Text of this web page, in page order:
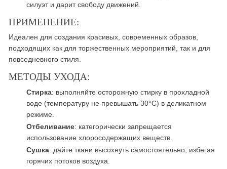
силуэт и дарит свободу движений.
ПРИМЕНЕНИЕ:
Идеален для создания красивых, современных образов,
подходящих как для торжественных мероприятий, так и для
повседневного стиля.
МЕТОДЫ УХОДА:
Стирка: выполняйте осторожную стирку в прохладной
воде (температуру не превышать 30°C) в деликатном
режиме.
Отбеливание: категорически запрещается
использование хлоросодержащих веществ.
Сушка: дайте ткани высохнуть самостоятельно, избегая
горячих потоков воздуха.